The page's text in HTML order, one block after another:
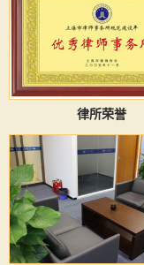
律所荣誉